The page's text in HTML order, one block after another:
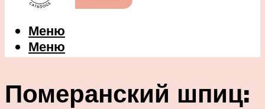
Меню
Меню
Померанский шпиц: